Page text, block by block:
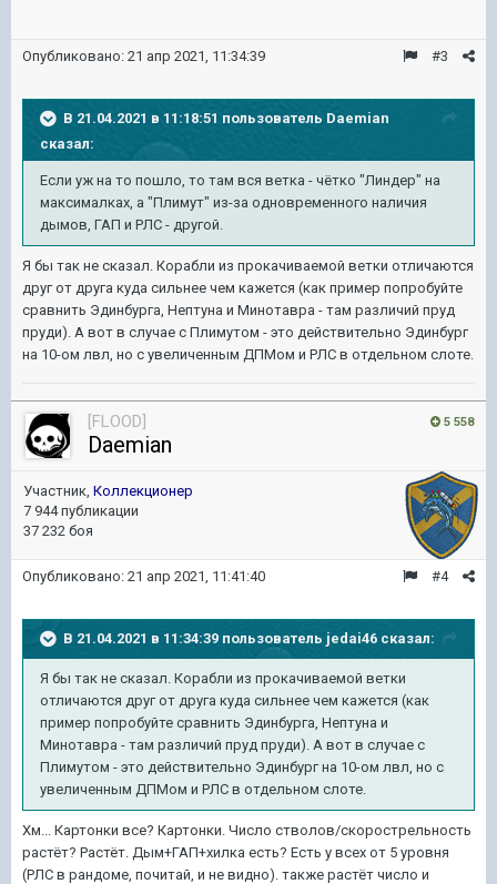
#3
Опубликовано: 21 апр 2021, 11:34:39
В 21.04.2021 в 11:18:51 пользователь Daemian
сказал:
Если уж на то пошло, то там вся ветка - чётко "Линдер" на
максималках, а "Плимут" из-за одновременного наличия
дымов, ГАП и РЛС - другой.
Я бы так не сказал. Корабли из прокачиваемой ветки отличаются
друг от друга куда сильнее чем кажется (как пример попробуйте
сравнить Эдинбурга, Нептуна и Минотавра - там различий пруд
пруди). А вот в случае с Плимутом - это действительно Эдинбург
на 10-ом лвл, но с увеличенным ДПМом и РЛС в отдельном слоте.
5 558
[FLOOD]
Daemian
Участник, Коллекционер
7 944 публикации
37 232 боя
#4
Опубликовано: 21 апр 2021, 11:41:40
В 21.04.2021 в 11:34:39 пользователь jedai46 сказал:
Я бы так не сказал. Корабли из прокачиваемой ветки
отличаются друг от друга куда сильнее чем кажется (как
пример попробуйте сравнить Эдинбурга, Нептуна и
Минотавра - там различий пруд пруди). А вот в случае с
Плимутом - это действительно Эдинбург на 10-ом лвл, но с
увеличенным ДПМом и РЛС в отдельном слоте.
Хм... Картонки все? Картонки. Число стволов/скорострельность
растёт? Растёт. Дым+ГАП+хилка есть? Есть у всех от 5 уровня
(РЛС в рандоме, почитай, и не видно). также растёт число и